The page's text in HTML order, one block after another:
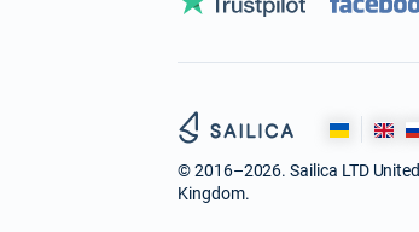
© 2016–2026. Sailica LTD United
Kingdom.